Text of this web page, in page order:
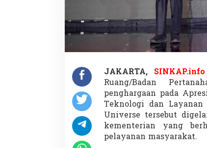
i
a
S
u
2
0
2
5
u
n
t
JAKARTA, SINKAP.info
Ruang/Badan
penghargaan pada
Teknologi dan
Universe tersebut
kementerian yang
pelayanan masyarakat.